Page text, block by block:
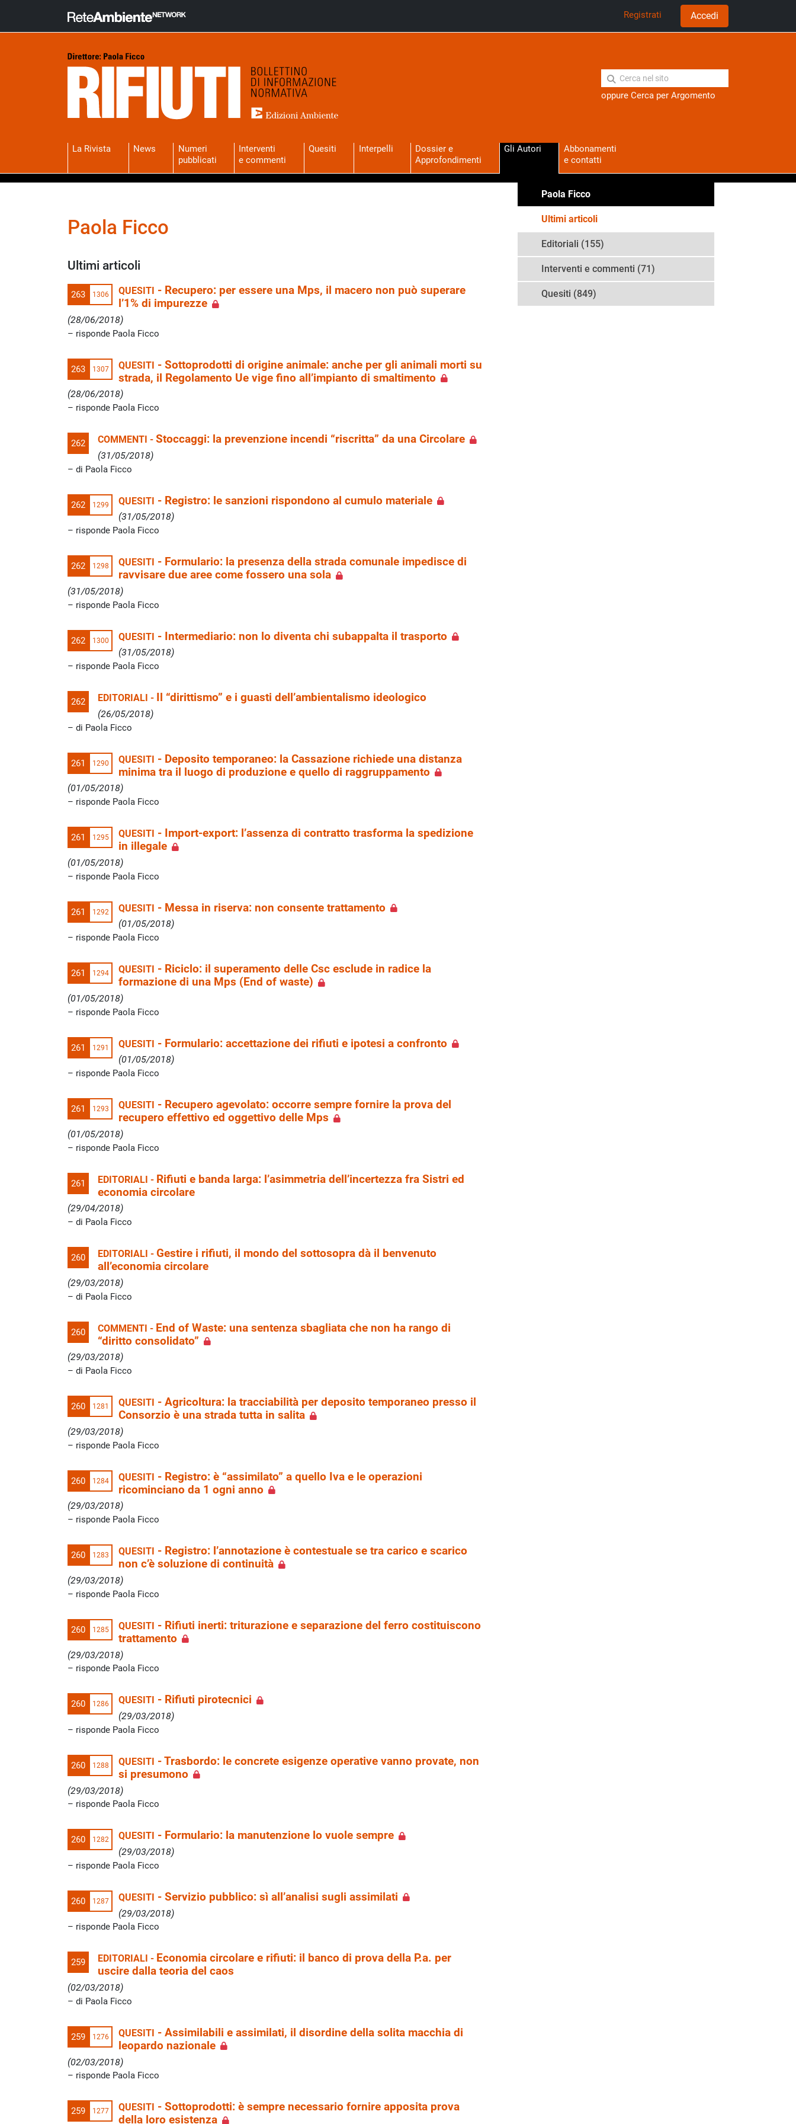
Registrati Accedi
oppure Cerca per Argomento
La Rivista News
Numeri
pubblicati
Interventi
e commenti
Quesiti Interpelli
Dossier e
Approfondimenti
Gli Autori
Abbonamenti
e contatti
Paola Ficco
Ultimi articoli
263 1306 QUESITI - Recupero: per essere una Mps, il macero non può superare
l’1% di impurezze
(28/06/2018)
risponde Paola Ficco
263 1307 QUESITI - Sottoprodotti di origine animale: anche per gli animali morti su
strada, il Regolamento Ue vige fino all’impianto di smaltimento
(28/06/2018)
risponde Paola Ficco
262 COMMENTI - Stoccaggi: la prevenzione incendi “riscritta” da una Circolare
(31/05/2018)
di Paola Ficco
262 1299 QUESITI - Registro: le sanzioni rispondono al cumulo materiale
(31/05/2018)
risponde Paola Ficco
262 1298 QUESITI - Formulario: la presenza della strada comunale impedisce di
ravvisare due aree come fossero una sola
(31/05/2018)
risponde Paola Ficco
262 1300 QUESITI - Intermediario: non lo diventa chi subappalta il trasporto
(31/05/2018)
risponde Paola Ficco
262 EDITORIALI - Il “dirittismo” e i guasti dell’ambientalismo ideologico
(26/05/2018)
di Paola Ficco
261 1290 QUESITI - Deposito temporaneo: la Cassazione richiede una distanza
minima tra il luogo di produzione e quello di raggruppamento
(01/05/2018)
risponde Paola Ficco
261 1295 QUESITI - Import-export: l’assenza di contratto trasforma la spedizione
in illegale
(01/05/2018)
risponde Paola Ficco
261 1292 QUESITI - Messa in riserva: non consente trattamento
(01/05/2018)
risponde Paola Ficco
261 1294 QUESITI - Riciclo: il superamento delle Csc esclude in radice la
formazione di una Mps (End of waste)
(01/05/2018)
risponde Paola Ficco
261 1291 QUESITI - Formulario: accettazione dei rifiuti e ipotesi a confronto
(01/05/2018)
risponde Paola Ficco
261 1293 QUESITI - Recupero agevolato: occorre sempre fornire la prova del
recupero effettivo ed oggettivo delle Mps
(01/05/2018)
risponde Paola Ficco
261 EDITORIALI - Rifiuti e banda larga: l’asimmetria dell’incertezza fra Sistri ed
economia circolare
(29/04/2018)
di Paola Ficco
260 EDITORIALI - Gestire i rifiuti, il mondo del sottosopra dà il benvenuto
all’economia circolare
(29/03/2018)
di Paola Ficco
260 COMMENTI - End of Waste: una sentenza sbagliata che non ha rango di
“diritto consolidato”
(29/03/2018)
di Paola Ficco
260 1281 QUESITI - Agricoltura: la tracciabilità per deposito temporaneo presso il
Consorzio è una strada tutta in salita
(29/03/2018)
risponde Paola Ficco
260 1284 QUESITI - Registro: è “assimilato” a quello Iva e le operazioni
ricominciano da 1 ogni anno
(29/03/2018)
risponde Paola Ficco
260 1283 QUESITI - Registro: l’annotazione è contestuale se tra carico e scarico
non c’è soluzione di continuità
(29/03/2018)
risponde Paola Ficco
260 1285 QUESITI - Rifiuti inerti: triturazione e separazione del ferro costituiscono
trattamento
(29/03/2018)
risponde Paola Ficco
260 1286 QUESITI - Rifiuti pirotecnici
(29/03/2018)
risponde Paola Ficco
260 1288 QUESITI -Trasbordo: le concrete esigenze operative vanno provate, non
si presumono
(29/03/2018)
risponde Paola Ficco
260 1282 QUESITI - Formulario: la manutenzione lo vuole sempre
(29/03/2018)
risponde Paola Ficco
260 1287 QUESITI - Servizio pubblico: sì all’analisi sugli assimilati
(29/03/2018)
risponde Paola Ficco
259 EDITORIALI - Economia circolare e rifiuti: il banco di prova della P.a. per
uscire dalla teoria del caos
(02/03/2018)
di Paola Ficco
259 1276 QUESITI - Assimilabili e assimilati, il disordine della solita macchia di
leopardo nazionale
(02/03/2018)
risponde Paola Ficco
259 1277 QUESITI - Sottoprodotti: è sempre necessario fornire apposita prova
della loro esistenza
Paola Ficco
Ultimi articoli
Editoriali (155)
Interventi e commenti (71)
Quesiti (849)